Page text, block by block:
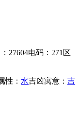
27604电码： 271 区
性： 水吉凶寓意： 吉